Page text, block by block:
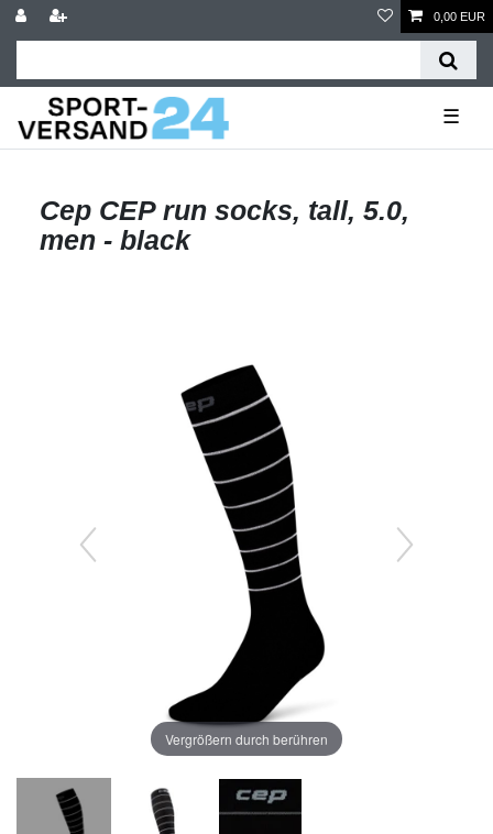
0,00 EUR
☰
Cep CEP run socks, tall, 5.0,
men - black
Vergrößern durch berühren